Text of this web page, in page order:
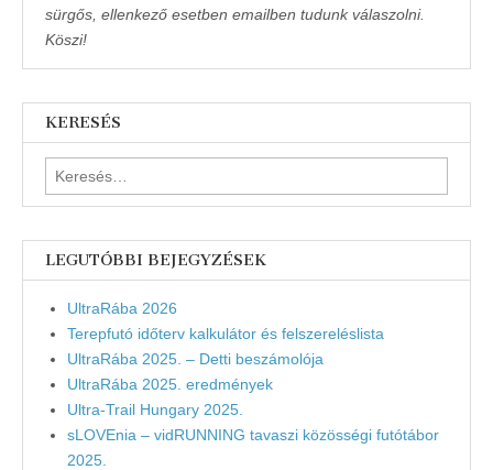
sürgős, ellenkező esetben emailben tudunk válaszolni.
Köszi!
KERESÉS
Keresés:
LEGUTÓBBI BEJEGYZÉSEK
UltraRába 2026
Terepfutó időterv kalkulátor és felszereléslista
UltraRába 2025. – Detti beszámolója
UltraRába 2025. eredmények
Ultra-Trail Hungary 2025.
sLOVEnia – vidRUNNING tavaszi közösségi futótábor
2025.